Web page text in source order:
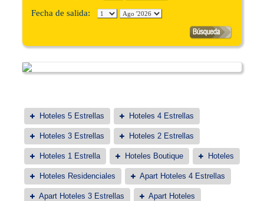
Fecha de salida:
Hoteles 5 Estrellas Hoteles 4 Estrellas
Hoteles 3 Estrellas Hoteles 2 Estrellas
Hoteles 1 Estrella Hoteles Boutique Hoteles
Hoteles Residenciales Apart Hoteles 4 Estrellas
Apart Hoteles 3 Estrellas Apart Hoteles